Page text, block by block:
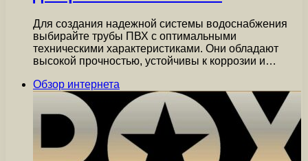
Для создания надежной системы водоснабжения
выбирайте трубы ПВХ с оптимальными
техническими характеристиками. Они обладают
высокой прочностью, устойчивы к коррозии и…
Обзор интернета